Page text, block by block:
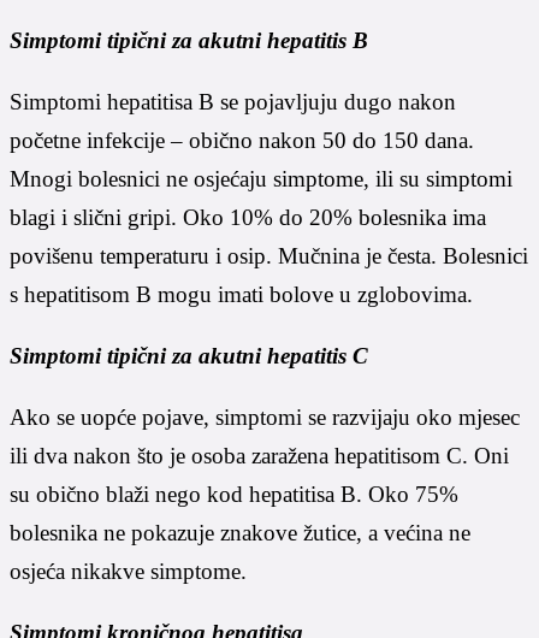
Simptomi tipični za akutni hepatitis B
Simptomi hepatitisa B se pojavljuju dugo nakon
početne infekcije – obično nakon 50 do 150 dana.
Mnogi bolesnici ne osjećaju simptome, ili su simptomi
blagi i slični gripi. Oko 10% do 20% bolesnika ima
povišenu temperaturu i osip. Mučnina je česta. Bolesnici
s hepatitisom B mogu imati bolove u zglobovima.
Simptomi tipični za akutni hepatitis C
Ako se uopće pojave, simptomi se razvijaju oko mjesec
ili dva nakon što je osoba zaražena hepatitisom C. Oni
su obično blaži nego kod hepatitisa B. Oko 75%
bolesnika ne pokazuje znakove žutice, a većina ne
osjeća nikakve simptome.
Simptomi kroničnog hepatitisa